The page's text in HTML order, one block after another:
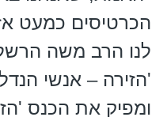
הכרטיסים כמעט
לנו הרב משה
'הזירה – אנשי